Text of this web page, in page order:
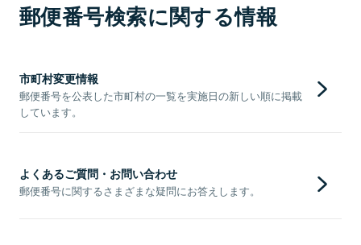
郵便番号検索に関する情報
市町村変更情報
郵便番号を公表した市町村の一覧を実施日の新しい順に掲載
しています。
よくあるご質問・お問い合わせ
郵便番号に関するさまざまな疑問にお答えします。